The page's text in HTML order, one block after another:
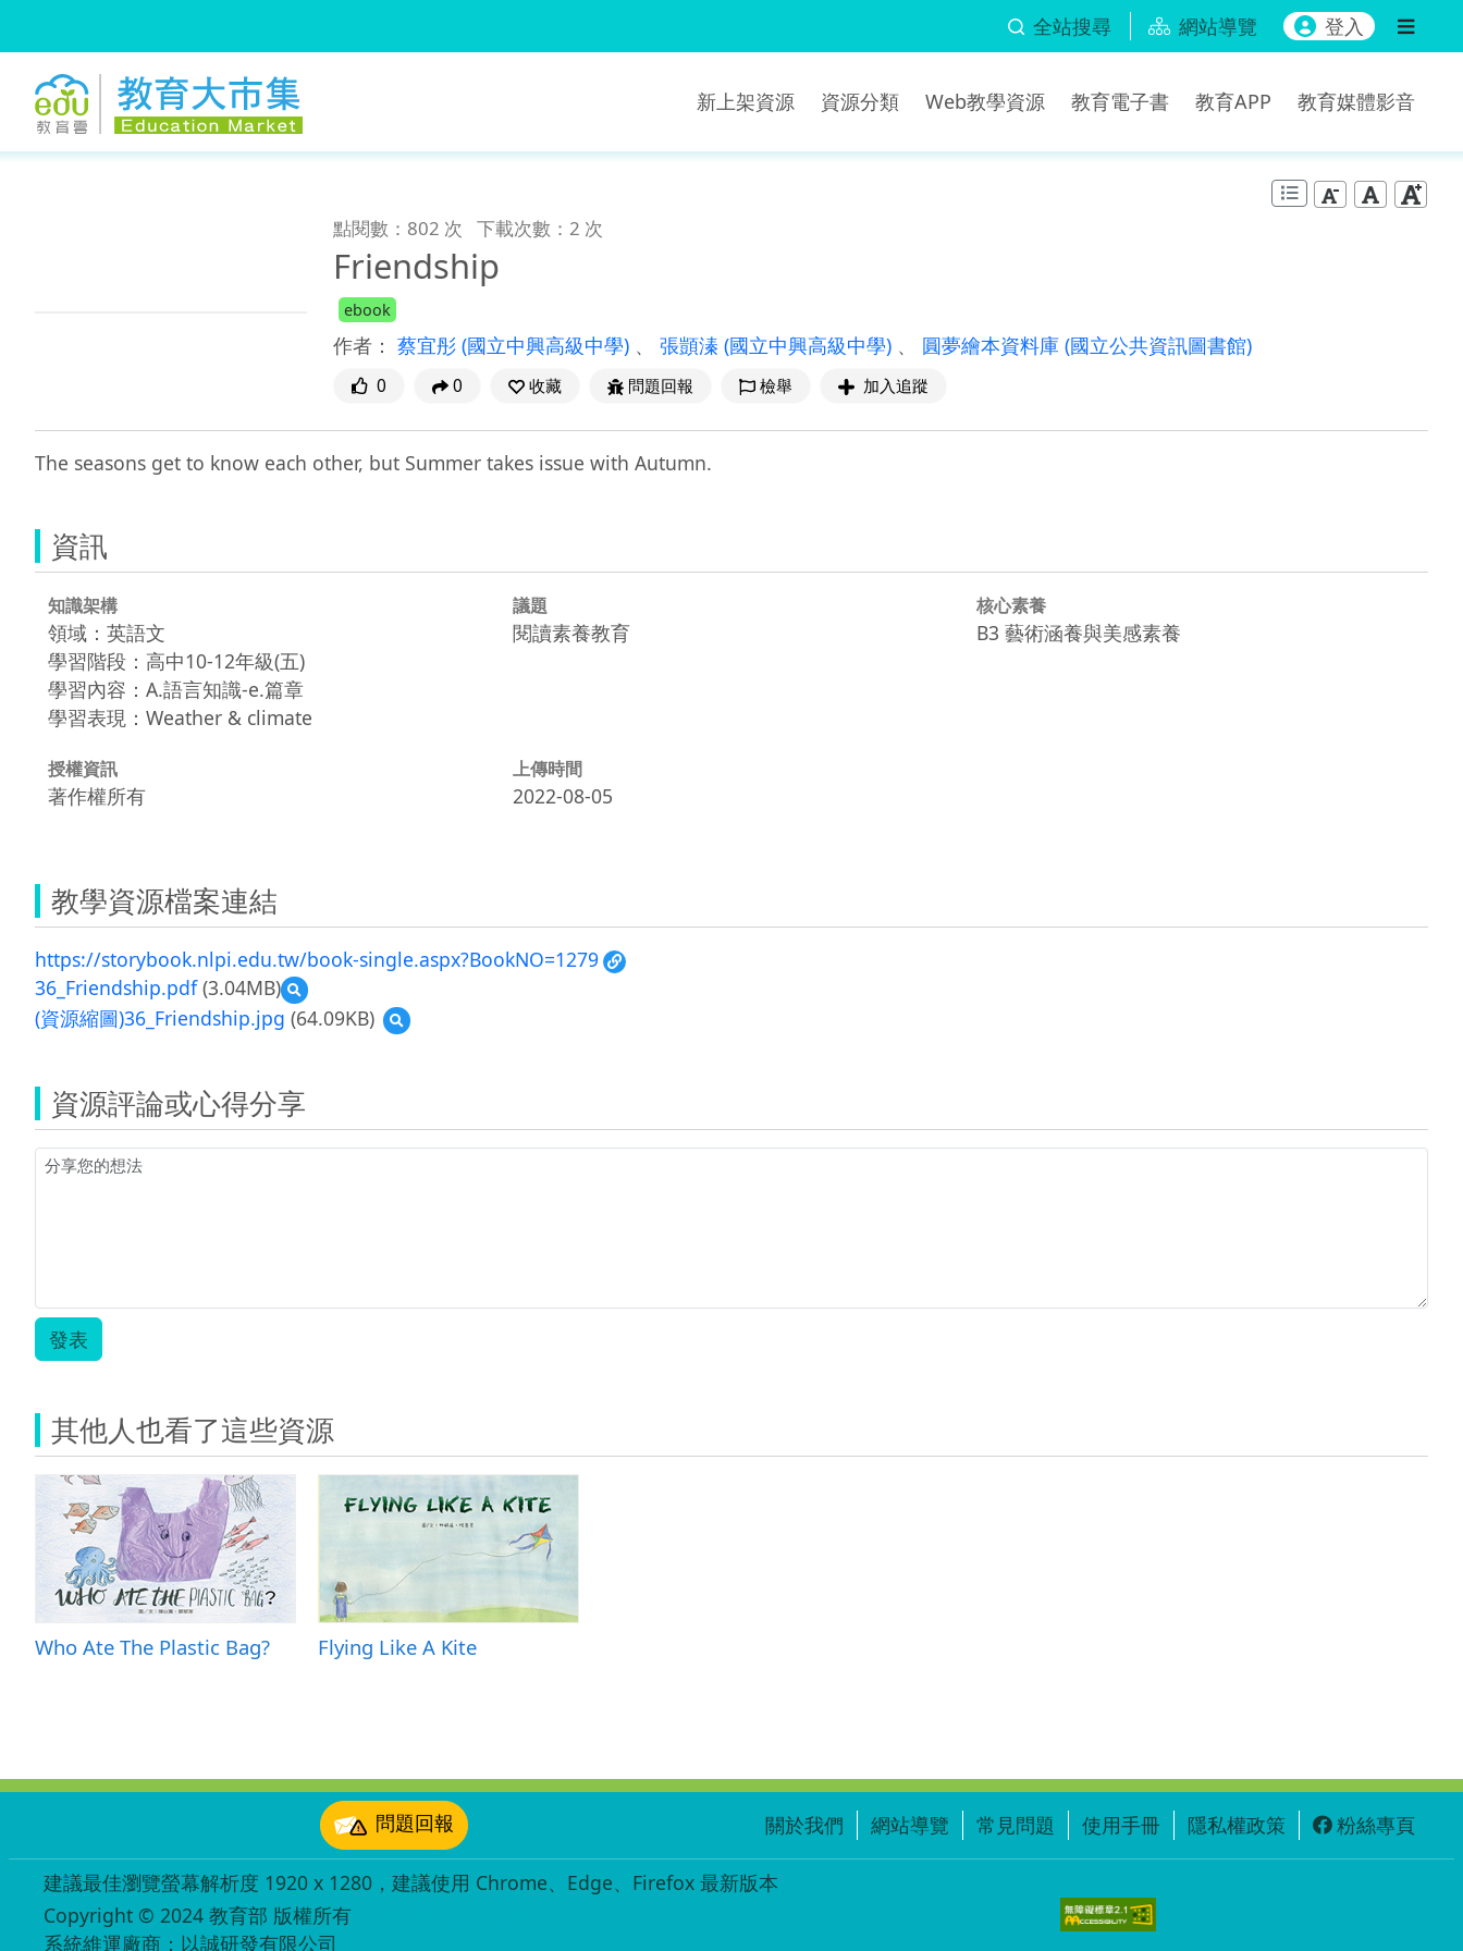
全站搜尋 網站導覽 登入
新上架資源 資源分類 Web教學資源 教育電子書 教育APP 教育媒體影音
點閱數：802 次 下載次數：2 次
Friendship
ebook
作者： 蔡宜彤 (國立中興高級中學) 、 張顗溱 (國立中興高級中學) 、 圓夢繪本資料庫 (國立公共資訊圖書館)
0 0 收藏 問題回報 檢舉 加入追蹤
The seasons get to know each other, but Summer takes issue with Autumn.
資訊
知識架構
領域：英語文
學習階段：高中10-12年級(五)
學習內容：A.語言知識-e.篇章
學習表現：Weather & climate
議題
閱讀素養教育
核心素養
B3 藝術涵養與美感素養
授權資訊
著作權所有
上傳時間
2022-08-05
教學資源檔案連結
https://storybook.nlpi.edu.tw/book-single.aspx?BookNO=1279
36_Friendship.pdf(3.04MB)
預
覽
36_Friendship.pdf
(資源縮圖)36_Friendship.jpg (64.09KB)
預
覽
資源評論或心得分享
發表
其他人也看了這些資源
Who Ate The Plastic Bag? Flying Like A Kite
問題回報 關於我們 網站導覽 常見問題 使用手冊 隱私權政策 粉絲專頁
建議最佳瀏覽螢幕解析度 1920 x 1280，建議使用 Chrome、Edge、Firefox 最新版本
Copyright © 2024 教育部 版權所有
系統維運廠商：以誠研發有限公司